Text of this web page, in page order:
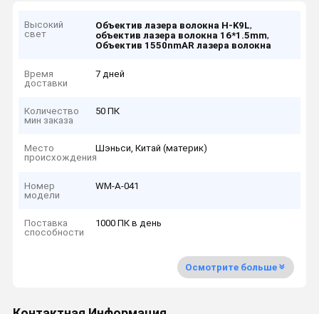
Высокий
свет
Объектив лазера волокна H-K9L,
объектив лазера волокна 16*1.5mm,
Объектив 1550nmAR лазера волокна
Время
доставки
7 дней
Количество
мин заказа
50 ПК
Место
происхождения
Шэньси, Китай (материк)
Номер
модели
WM-A-041
Поставка
способности
1000 ПК в день
Осмотрите больше